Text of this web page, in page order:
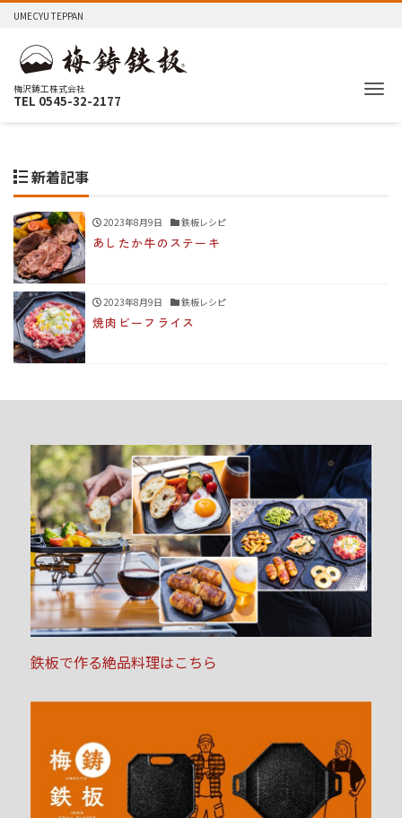
UMECYU TEPPAN
梅沢鋳工株式会社
TEL 0545-32-2177
新着記事
2023年8月9日 鉄板レシピ
あしたか牛のステーキ
2023年8月9日 鉄板レシピ
焼肉ビーフライス
鉄板で作る絶品料理はこちら